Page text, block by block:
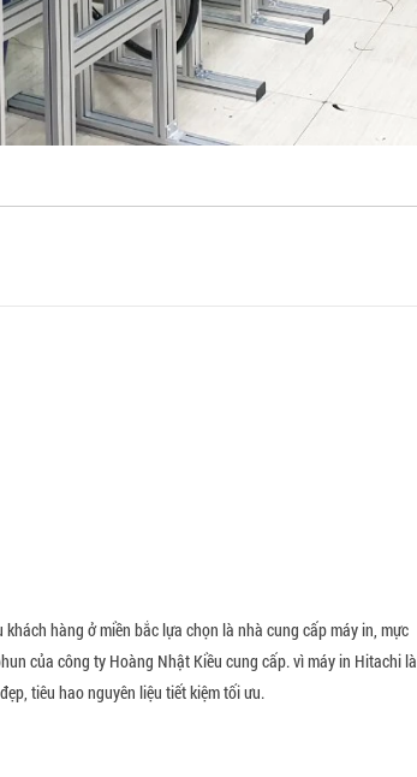
hàng ở miền bắc lựa chọn là nhà cung cấp máy in, mực
của công ty Hoàng Nhật Kiều cung cấp. vì máy in Hitachi là
tiêu hao nguyên liệu tiết kiệm tối ưu.